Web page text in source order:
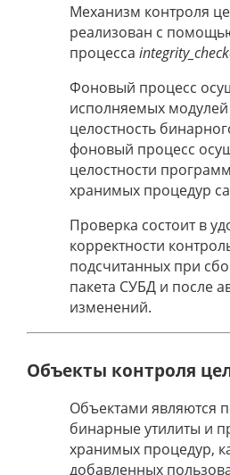
Механизм контроля
реализован с
процесса
Фоновый процесс
исполняемых модулей
целостность
фоновый процесс
целостности
хранимых процедур
Проверка состоит в
корректности
подсчитанных при
пакета СУБД и после
изменений.
Объекты контроля
Объектами являются
бинарные утилиты и
хранимых процедур,
добавленных